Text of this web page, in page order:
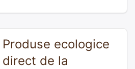
Produse ecologice
direct de la